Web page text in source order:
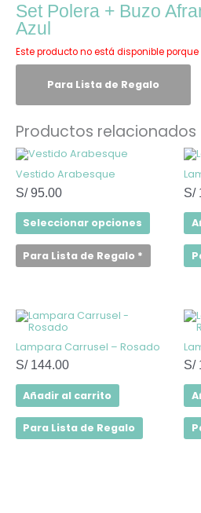
Set Polera + Buzo
Azul
Este producto no está disponible
Para Lista de Regalo
Productos relacionados
Vestido Arabesque
S/95.00
Seleccionar opciones
producto
múltiples
variantes.
Las
opciones
se
pueden
en
producto
Para Lista de Regalo *
S/
Lampara Carrusel – Rosado
S/144.00
Añadir al carrito
Para Lista de Regalo
S/